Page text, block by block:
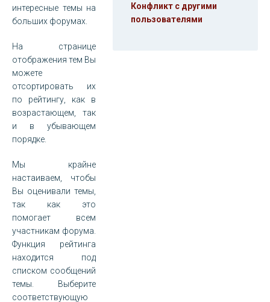
интересные темы на
больших форумах.
На странице
отображения тем Вы
можете
отсортировать их
по рейтингу, как в
возрастающем, так
и в убывающем
порядке.
Мы крайне
настаиваем, чтобы
Вы оценивали темы,
так как это
помогает всем
участникам форума.
Функция рейтинга
находится под
списком сообщений
темы. Выберите
соответствующую
Конфликт с другими
пользователями